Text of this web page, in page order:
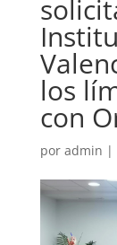
los
con
por admin |